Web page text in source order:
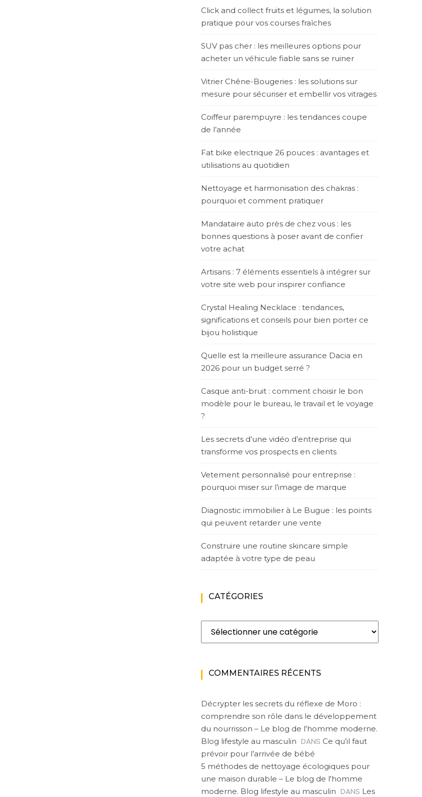
Click and collect fruits et légumes, la solution
pratique pour vos courses fraîches
SUV pas cher : les meilleures options pour
acheter un véhicule fiable sans se ruiner
Vitrier Chêne-Bougeries : les solutions sur
mesure pour sécuriser et embellir vos vitrages
Coiffeur parempuyre : les tendances coupe
de l’année
Fat bike electrique 26 pouces : avantages et
utilisations au quotidien
Nettoyage et harmonisation des chakras :
pourquoi et comment pratiquer
Mandataire auto près de chez vous : les
bonnes questions à poser avant de confier
votre achat
Artisans : 7 éléments essentiels à intégrer sur
votre site web pour inspirer confiance
Crystal Healing Necklace : tendances,
significations et conseils pour bien porter ce
bijou holistique
Quelle est la meilleure assurance Dacia en
2026 pour un budget serré ?
Casque anti-bruit : comment choisir le bon
modèle pour le bureau, le travail et le voyage
?
Les secrets d’une vidéo d’entreprise qui
transforme vos prospects en clients
Vetement personnalisé pour entreprise :
pourquoi miser sur l’image de marque
Diagnostic immobilier à Le Bugue : les points
qui peuvent retarder une vente
Construire une routine skincare simple
adaptée à votre type de peau
CATÉGORIES
Catégories
COMMENTAIRES RÉCENTS
Décrypter les secrets du réflexe de Moro :
comprendre son rôle dans le développement
du nourrisson – Le blog de l'homme moderne.
Blog lifestyle au masculin DANS Ce qu’il faut
prévoir pour l’arrivée de bébé
5 méthodes de nettoyage écologiques pour
une maison durable – Le blog de l'homme
moderne. Blog lifestyle au masculin DANS Les